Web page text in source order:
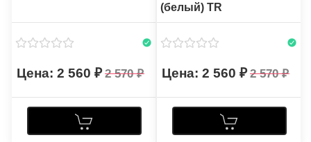
2 560 2 570
(белый) TR
2 560 2 570